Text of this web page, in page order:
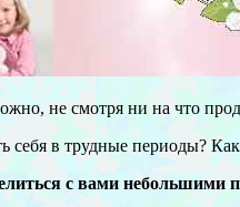
не смотря ни на что
себя в трудные периоды?
с вами небольшими